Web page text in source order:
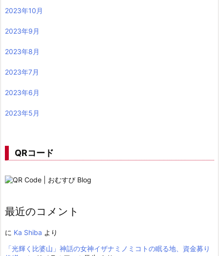
2023年10月
2023年9月
2023年8月
2023年7月
2023年6月
2023年5月
QRコード
最近のコメント
に Ka Shiba より
「光輝く比婆山」神話の女神イザナミノミコトの眠る地、資金募り